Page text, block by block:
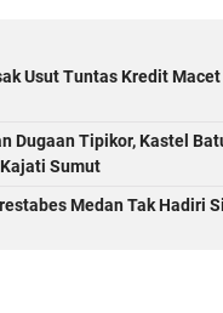
Usut Tuntas Kredit Macet
Dugaan Tipikor, Kastel
Sumut
Medan Tak Hadiri